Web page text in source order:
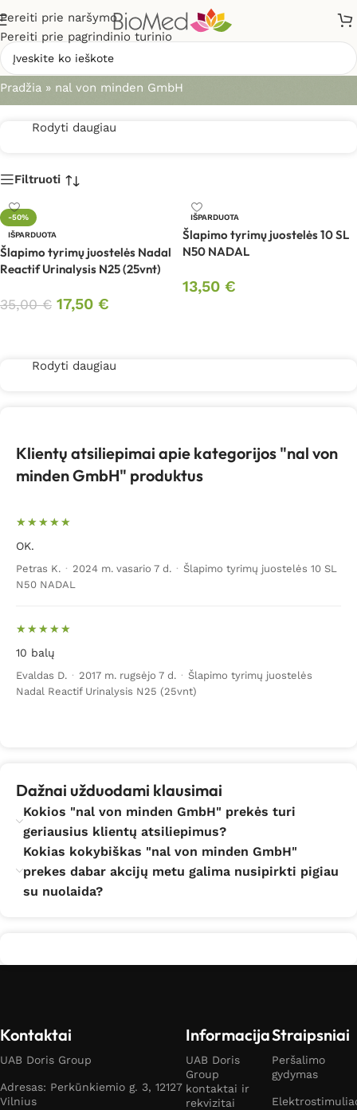
Pereiti prie naršymo
Pereiti prie pagrindinio turinio
nal von minden GmbH
Pradžia » nal von minden GmbH
Rodyti daugiau
Filtruoti
-50%
IŠPARDUOTA
Šlapimo tyrimų juostelės Nadal
Reactif Urinalysis N25 (25vnt)
35,00€ 17,50 €
IŠPARDUOTA
Šlapimo tyrimų juostelės 10 SL
N50 NADAL
13,50 €
Rodyti daugiau
Klientų atsiliepimai apie kategorijos "nal von
minden GmbH" produktus
OK.
Petras K. · 2024 m. vasario 7 d. · Šlapimo tyrimų juostelės 10 SL
N50 NADAL
10 balų
Evaldas D. · 2017 m. rugsėjo 7 d. · Šlapimo tyrimų juostelės
Nadal Reactif Urinalysis N25 (25vnt)
Dažnai užduodami klausimai
Kokios "nal von minden GmbH" prekės turi
geriausius klientų atsiliepimus?
Kokias kokybiškas "nal von minden GmbH"
prekes dabar akcijų metu galima nusipirkti pigiau
su nuolaida?
Kontaktai
UAB Doris Group
Adresas: Perkūnkiemio g. 3, 12127
Vilnius
Informacija
UAB Doris
Group
kontaktai ir
rekvizitai
Straipsniai
Peršalimo
gydymas